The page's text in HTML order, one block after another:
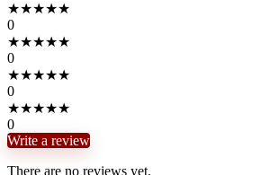
★★★★★
0
★★★★★
0
★★★★★
0
★★★★★
0
Write a review
There are no reviews yet.